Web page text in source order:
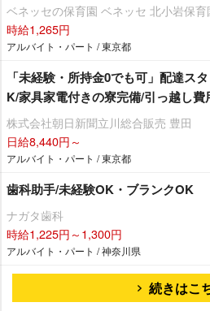
ベネッセの保育園 ベネッセ 北小岩保育
時給1,265円
アルバイト・パート / 東京都
「未経験・所持金0でも可」配達ス
K/家具家電付きの寮完備/引っ越し費
株式会社朝日新聞立川総合販売 豊田
日給8,440円～
アルバイト・パート / 東京都
歯科助手/未経験OK・ブランクOK
ナガタ歯科
時給1,225円～1,300円
アルバイト・パート / 神奈川県
続きはこ